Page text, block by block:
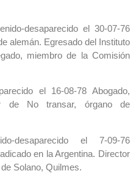
desaparecido el 30-07-76
alemán. Egresado del Instituto
miembro de la Comisión
el 16-08-78 Abogado,
de No transar, órgano de
desaparecido el 7-09-76
en la Argentina. Director
Solano, Quilmes.